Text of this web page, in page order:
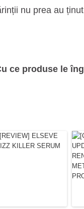
nu prea au
ce produse le